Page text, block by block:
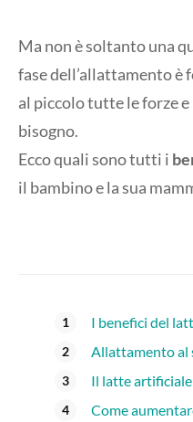
Ma non è soltanto una
fase dell’allattamento
al piccolo tutte le forze
bisogno.
Ecco quali sono tutti i
il bambino e la sua
I benefici del
Allattamento al
Il latte
Come